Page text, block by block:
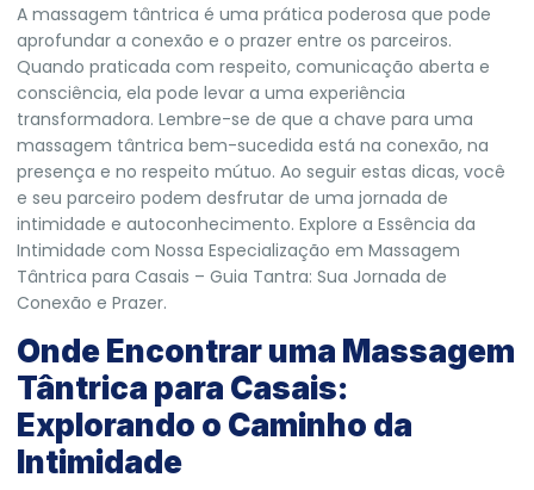
A massagem tântrica é uma prática poderosa que pode
aprofundar a conexão e o prazer entre os parceiros.
Quando praticada com respeito, comunicação aberta e
consciência, ela pode levar a uma experiência
transformadora. Lembre-se de que a chave para uma
massagem tântrica bem-sucedida está na conexão, na
presença e no respeito mútuo. Ao seguir estas dicas, você
e seu parceiro podem desfrutar de uma jornada de
intimidade e autoconhecimento. Explore a Essência da
Intimidade com Nossa Especialização em Massagem
Tântrica para Casais – Guia Tantra: Sua Jornada de
Conexão e Prazer.
Onde Encontrar uma Massagem
Tântrica para Casais:
Explorando o Caminho da
Intimidade